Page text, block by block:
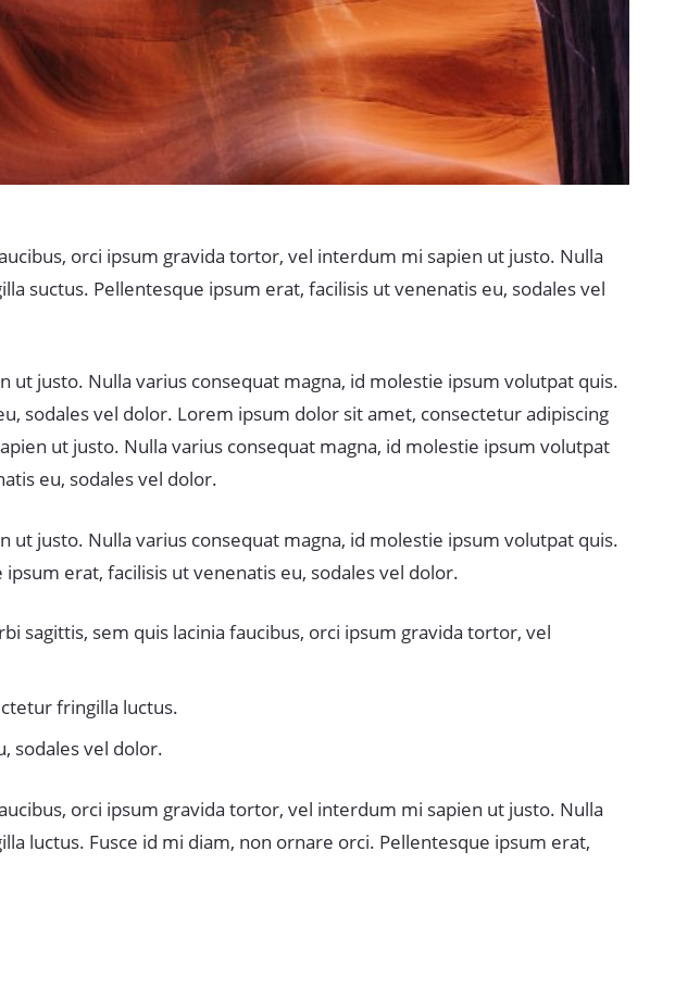
orci ipsum gravida tortor, vel interdum mi sapien ut justo. Nulla
suctus. Pellentesque ipsum erat, facilisis ut venenatis eu, sodales vel
justo. Nulla varius consequat magna, id molestie ipsum volutpat quis.
sodales vel dolor. Lorem ipsum dolor sit amet, consectetur adipiscing
ut justo. Nulla varius consequat magna, id molestie ipsum volutpat
eu, sodales vel dolor.
justo. Nulla varius consequat magna, id molestie ipsum volutpat quis.
erat, facilisis ut venenatis eu, sodales vel dolor.
sagittis, sem quis lacinia faucibus, orci ipsum gravida tortor, vel
fringilla luctus.
sodales vel dolor.
orci ipsum gravida tortor, vel interdum mi sapien ut justo. Nulla
luctus. Fusce id mi diam, non ornare orci. Pellentesque ipsum erat,